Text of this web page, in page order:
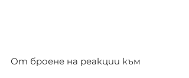
От броене на реакции към